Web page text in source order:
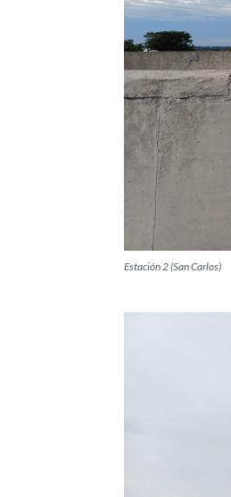
Estación 2 (San Carlos)